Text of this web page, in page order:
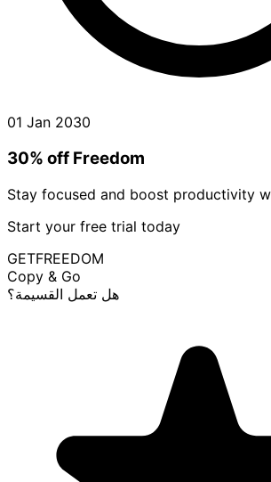
01 Jan 2030
30% off Freedom
Stay focused and boost productivity
Start your free trial today
GETFREEDOM
Copy & Go
هل تعمل القسيمة؟